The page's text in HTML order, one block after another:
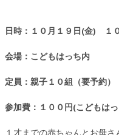
日時：１０月１９日(金) １
会場：こどもはっち内
定員：親子１０組（要予約）
参加費：１００円(こどもは
１才までの赤ちゃんとお母さ